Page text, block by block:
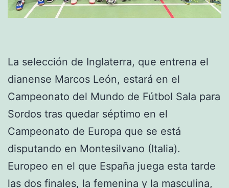
La selección de Inglaterra, que entrena el
dianense Marcos León, estará en el
Campeonato del Mundo de Fútbol Sala para
Sordos tras quedar séptimo en el
Campeonato de Europa que se está
disputando en Montesilvano (Italia).
Europeo en el que España juega esta tarde
las dos finales, la femenina y la masculina,